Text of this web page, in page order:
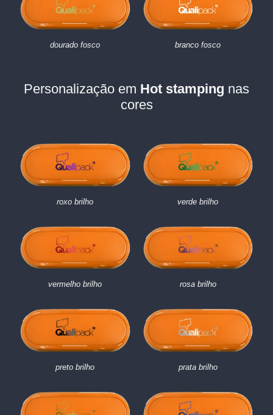
dourado fosco branco fosco
Personalização em Hot stamping nas
cores
roxo brilho verde brilho
vermelho brilho rosa brilho
preto brilho prata brilho